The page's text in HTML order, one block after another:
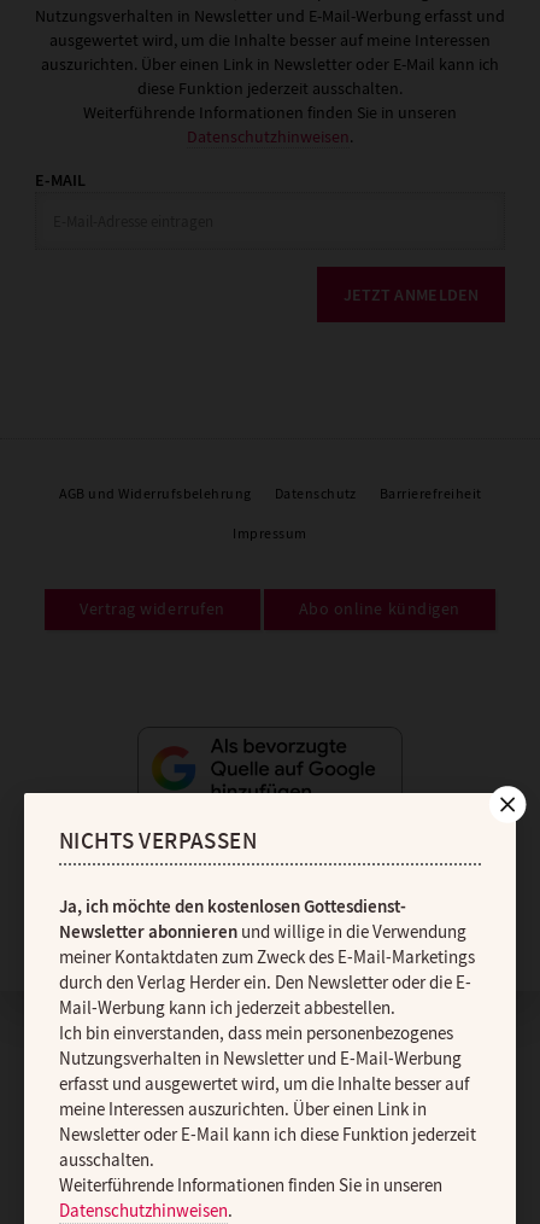
Nutzungsverhalten in Newsletter und E-Mail-Werbung erfasst und
ausgewertet wird, um die Inhalte besser auf meine Interessen
auszurichten. Über einen Link in Newsletter oder E-Mail kann ich
diese Funktion jederzeit ausschalten.
Weiterführende Informationen finden Sie in unseren
Datenschutzhinweisen.
E-MAIL
JETZT ANMELDEN
AGB und Widerrufsbelehrung Datenschutz Barrierefreiheit
Impressum
Vertrag widerrufen Abo online kündigen
Nach oben
NICHTS VERPASSEN
Ja, ich möchte den kostenlosen Gottesdienst-
Newsletter abonnierenund willige in die Verwendung
meiner Kontaktdaten zum Zweck des E-Mail-Marketings
durch den Verlag Herder ein. Den Newsletter oder die E-
Mail-Werbung kann ich jederzeit abbestellen.
Ich bin einverstanden, dass mein personenbezogenes
Nutzungsverhalten in Newsletter und E-Mail-Werbung
erfasst und ausgewertet wird, um die Inhalte besser auf
meine Interessen auszurichten. Über einen Link in
Newsletter oder E-Mail kann ich diese Funktion jederzeit
ausschalten.
Weiterführende Informationen finden Sie in unseren
Datenschutzhinweisen.